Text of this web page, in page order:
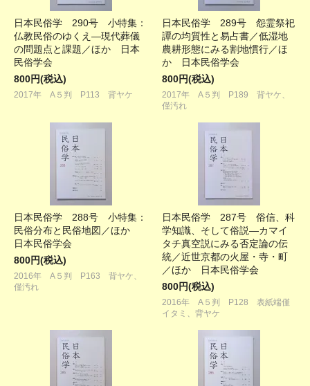
日本民俗学 290号 小特集：
仏教民俗のゆくえ―現代葬儀
の問題点と課題／ほか 日本
民俗学会
800円(税込)
2017年 A５判 P113 背ヤケ
日本民俗学 289号 怨霊祭祀
譚の均質性と易占書／低湿地
農耕形態にみる割地慣行／ほ
か 日本民俗学会
800円(税込)
2017年 A５判 P189 背ヤケ、
僅汚れ
日本民俗学 288号 小特集：
民俗分布と民俗地図／ほか
日本民俗学会
800円(税込)
2016年 A５判 P163 背ヤケ、
僅汚れ
日本民俗学 287号 俗信、科
学知識、そして俗説―カマイ
タチ真空説にみる否定論の伝
統／近世京都の火屋・寺・町
／ほか 日本民俗学会
800円(税込)
2016年 A５判 P128 表紙端僅
イタミ、背ヤケ